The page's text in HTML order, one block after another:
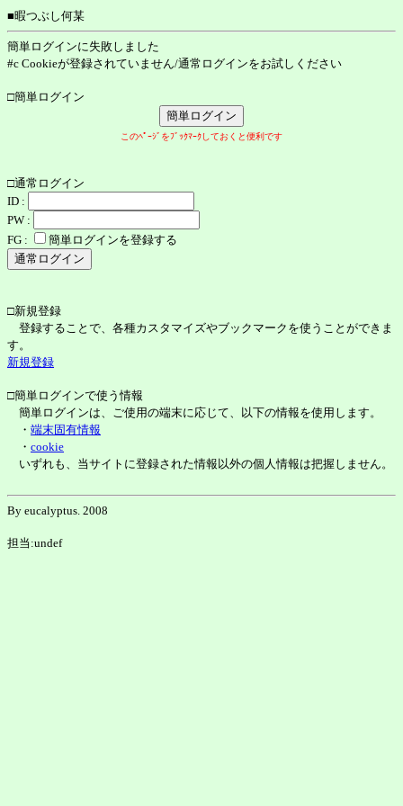
■暇つぶし何某
簡単ログインに失敗しました
#c Cookieが登録されていません/通常ログインをお試しください
□簡単ログイン
このﾍﾟｰｼﾞをﾌﾞｯｸﾏｰｸしておくと便利です
□通常ログイン
ID :
PW :
FG :
簡単ログインを登録する
□新規登録
登録することで、各種カスタマイズやブックマークを使うことができま
す。
新規登録
□簡単ログインで使う情報
簡単ログインは、ご使用の端末に応じて、以下の情報を使用します。
・ 端末固有情報
・ cookie
いずれも、当サイトに登録された情報以外の個人情報は把握しません。
By eucalyptus. 2008
担当:undef